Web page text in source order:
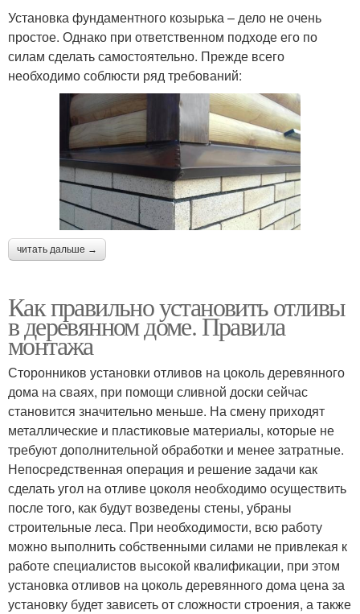
Установка фундаментного козырька – дело не очень
простое. Однако при ответственном подходе его по
силам сделать самостоятельно. Прежде всего
необходимо соблюсти ряд требований:
читать дальше →
Как правильно установить отливы
в деревянном доме. Правила
монтажа
Сторонников установки отливов на цоколь деревянного
дома на сваях, при помощи сливной доски сейчас
становится значительно меньше. На смену приходят
металлические и пластиковые материалы, которые не
требуют дополнительной обработки и менее затратные.
Непосредственная операция и решение задачи как
сделать угол на отливе цоколя необходимо осуществить
после того, как будут возведены стены, убраны
строительные леса. При необходимости, всю работу
можно выполнить собственными силами не привлекая к
работе специалистов высокой квалификации, при этом
установка отливов на цоколь деревянного дома цена за
установку будет зависеть от сложности строения, а также